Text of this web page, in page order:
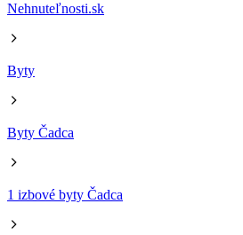
Nehnuteľnosti.sk
Byty
Byty Čadca
1 izbové byty Čadca